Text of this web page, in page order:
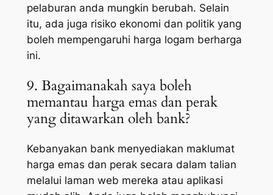
pelaburan anda mungkin berubah. Selain
itu, ada juga risiko ekonomi dan politik yang
boleh mempengaruhi harga logam berharga
ini.
9. Bagaimanakah saya boleh
memantau harga emas dan perak
yang ditawarkan oleh bank?
Kebanyakan bank menyediakan maklumat
harga emas dan perak secara dalam talian
melalui laman web mereka atau aplikasi